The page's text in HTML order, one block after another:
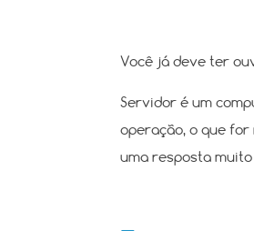
Você já deve ter
Servidor é um
operação, o que
uma resposta